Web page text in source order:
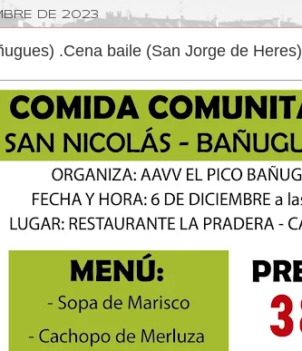
DE 2023
.Cena baile (San Jorge de Heres)